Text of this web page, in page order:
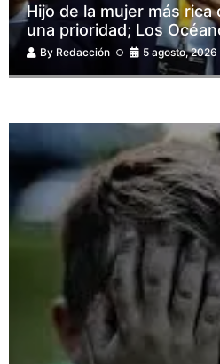
Hijo de la mujer más rica
una prioridad; Los
By Redacción 5 agosto, 2026